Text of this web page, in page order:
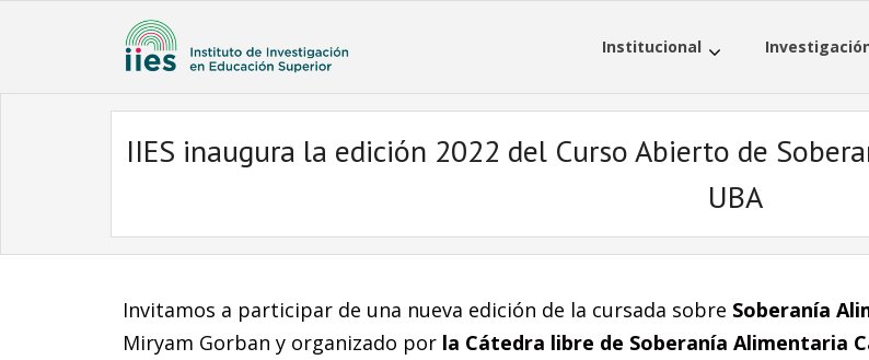
Institucional
IIES inaugura la edición 2022 del Curso Abierto de
UBA
Invitamos a participar de una nueva edición de la cursada sobre Soberanía
Miryam Gorban y organizado por la Cátedra libre de Soberanía Alimentaria